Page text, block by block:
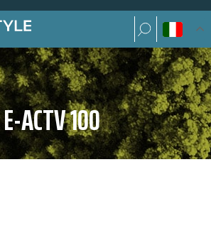
Ricerca per:
E-ACTV 100